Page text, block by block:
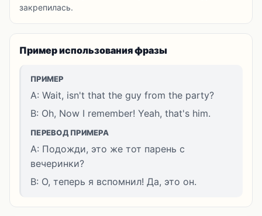
закрепилась.
Пример использования фразы
ПРИМЕР
A: Wait, isn't that the guy from the party?
B: Oh, Now I remember! Yeah, that's him.
ПЕРЕВОД ПРИМЕРА
A: Подожди, это же тот парень с
вечеринки?
B: О, теперь я вспомнил! Да, это он.